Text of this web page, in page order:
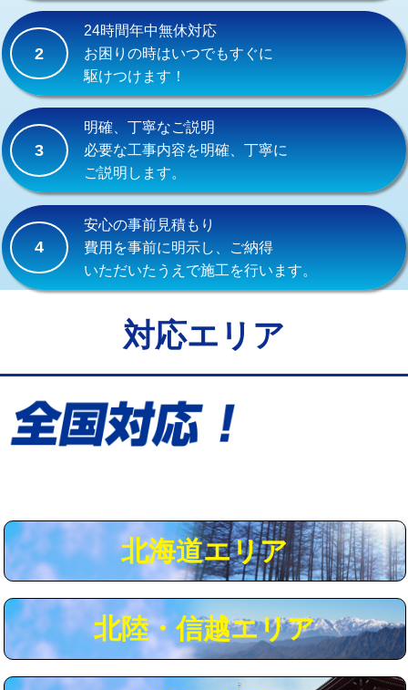
交換・取付(排水栓・排水トラップ
（P/S/ポップアップ））
交換・取付（その他部品）
持込商品取付（単水栓）
持込商品取付（混合水栓） 16,500円
持込商品取付（浄水器・分岐水栓） 16,500円
給水管工事※（ホール加工)
給水管工事※（バンド止め) 3,300円
給水管工事※（保温材使用（バンド止
5,500円
給水管工事※（土の掘削・埋め戻し作
業)
用（追加）/3ｍ超え)
給水管工事※（ライニング鋼管・銅
44,000円
給水管工事※（ライニング鋼管・銅
管・ポリ管・HT管使用/3ｍ超え)
+8,800円
マス交換（土の掘削・埋め戻し作業） 11,000円~
2
24時間年中無休対応
お困りの時はいつでもすぐに
駆けつけます！
3
明確、丁寧なご説明
必要な工事内容を明確、丁寧に
ご説明します。
4
安心の事前見積もり
費用を事前に明示し、ご納得
いただいたうえで施工を行います。
対応エリア
北海道エリア
北陸・信越エリア